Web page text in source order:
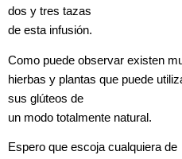
dos y tres tazas
de esta infusión.
Como puede observar existen
hierbas y plantas que puede
sus glúteos de
un modo totalmente natural.
Espero que escoja cualquiera de